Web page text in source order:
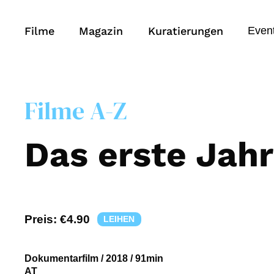
Filme Magazin Kuratierungen
Filme A-Z
Das erste
Preis: €4.90 LEIHEN
Dokumentarfilm /2018 /91min
AT